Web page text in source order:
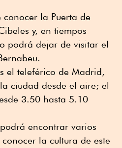
conocer la Puerta de
y, en tiempos
podrá dejar de visitar el
el teleférico de Madrid,
ciudad desde el aire; el
3.50 hasta 5.10
encontrar varios
la cultura de este